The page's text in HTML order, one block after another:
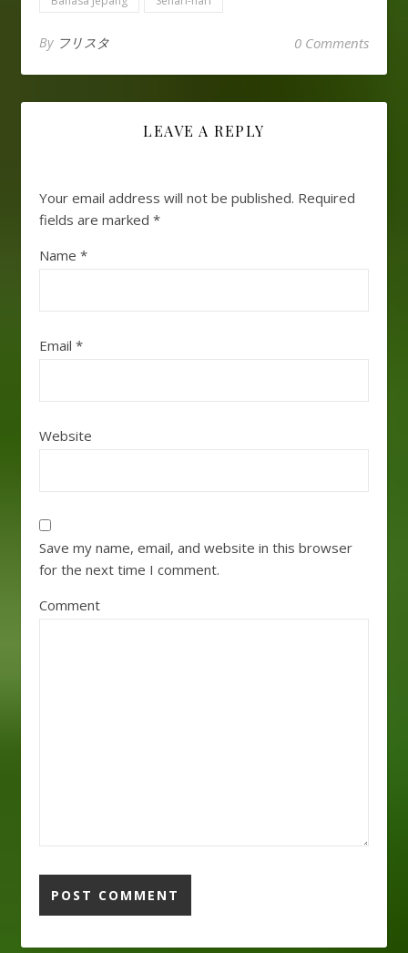
By フリスタ 0 Comments
LEAVE A REPLY
Your email address will not be published. Required
fields are marked *
Name *
Email *
Website
Save my name, email, and website in this browser
for the next time I comment.
Comment